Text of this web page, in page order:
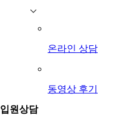
온라인 상담
동영상 후기
입원상담